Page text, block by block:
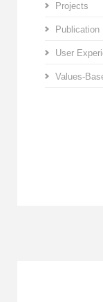
Projects
Publication
User
Values-